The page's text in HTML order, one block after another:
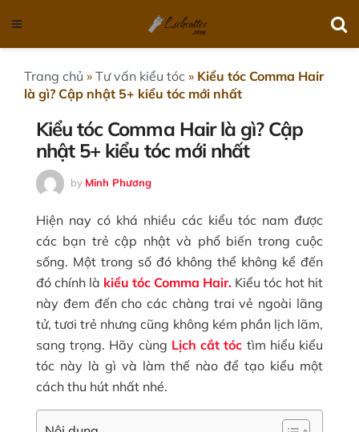
Trang chủ » Tư vấn kiểu tóc » Kiểu tóc Comma Hair
là gì? Cập nhật 5+ kiểu tóc mới nhất
Kiểu tóc Comma Hair là gì? Cập
nhật 5+ kiểu tóc mới nhất
by Minh Phương
Hiện nay có khá nhiều các kiểu tóc nam được
các bạn trẻ cập nhật và phổ biến trong cuộc
sống. Một trong số đó không thể không kể đến
đó chính là kiểu tóc Comma Hair. Kiểu tóc hot hit
này đem đến cho các chàng trai vẻ ngoài lãng
tử, tươi trẻ nhưng cũng không kém phần lịch lãm,
sang trọng. Hãy cùng Lịch cắt tóc tìm hiểu kiểu
tóc này là gì và làm thế nào để tạo kiểu một
cách thu hút nhất nhé.